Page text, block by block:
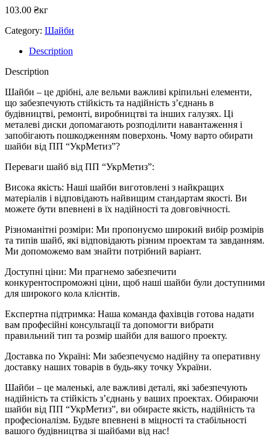
103.00 ₴кг
Category: Шайби
Description
Description
Шайби – це дрібні, але вельми важливі кріпильні елементи,
що забезпечують стійкість та надійність з’єднань в
будівництві, ремонті, виробництві та інших галузях. Ці
металеві диски допомагають розподілити навантаження і
запобігають пошкодженням поверхонь. Чому варто обирати
шайби від ПП “УкрМетиз”?
Переваги шайб від ПП “УкрМетиз”:
Висока якість: Наші шайби виготовлені з найкращих
матеріалів і відповідають найвищим стандартам якості. Ви
можете бути впевнені в їх надійності та довговічності.
Різноманітні розміри: Ми пропонуємо широкий вибір розмірів
та типів шайб, які відповідають різним проектам та завданням.
Ми допоможемо вам знайти потрібний варіант.
Доступні ціни: Ми прагнемо забезпечити
конкурентоспроможні ціни, щоб наші шайби були доступними
для широкого кола клієнтів.
Експертна підтримка: Наша команда фахівців готова надати
вам професійні консультації та допомогти вибрати
правильний тип та розмір шайби для вашого проекту.
Доставка по Україні: Ми забезпечуємо надійну та оперативну
доставку наших товарів в будь-яку точку України.
Шайби – це маленькі, але важливі деталі, які забезпечують
надійність та стійкість з’єднань у ваших проектах. Обираючи
шайби від ПП “УкрМетиз”, ви обираєте якість, надійність та
професіоналізм. Будьте впевнені в міцності та стабільності
вашого будівництва зі шайбами від нас!